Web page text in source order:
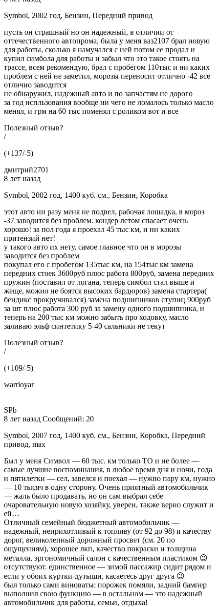
Symbol, 2002 год, Бензин, Передний привод
пусть он страшный но он надежный, в отличии от
оттечественного автопрома, была у меня ваз2107 брал новую
для работы, сколько я намучался с ней потом ее продал и
купил симбола для работы и забыл что это такое стоять на
трассе, всем рекомендую, брал с пробегом 110тыс и ни каких
проблем с ней не заметил, морозы переносит отлично -42 все
отлично заводится
не обнаружил, надежный авто и по запчастям не дорого
за год испльзования вообще ни чего не ломалось только масло
менял, и грм на 60 тыс поменял с роликом вот и все
Полезный отзыв?
/
(+137/-5)
дмитрий2701
8 лет назад
Symbol, 2002 год, 1400 куб. см., Бензин, Коробка
этот авто ни разу меня не подвел, рабочая лошадка, в мороз
-37 заводится без проблем. кондер летом спасает очень
хорошо! за пол года я проехал 45 тыс км, и ни каких
притензий нет!
у такого авто их нету, самое главное что он в морозы
заводится без проблем
покупал его с пробегом 135тыс км, на 154тыс км замена
передних стоек 3600руб плюс работа 800руб, замена передних
пружин (поставил от логана, теперь симбол стал выше и
жеще, можно не боятся высоких бардюров) замена стартера(
бендикс прокручивался) замена подшипников ступиц 900руб
за шт плюс работа 300 руб за замену одного подшипника, и
теперь на 200 тыс км можно забыть про ходовку, масло
заливаю эльф синтетику 5-40 сальники не текут
Полезный отзыв?
/
(+109/-5)
warrioyar
SPb
8 лет назад Сообщений: 20
Symbol, 2007 год, 1400 куб. см., Бензин, Коробка, Передний
привод, max
Был у меня Символ — 60 тыс. км только ТО и не более —
самые лучшие воспоминания, в любое время дня и ночи, года
и пятилетки — сел, завелся и поехал — нужно пару км, нужно
— 10 тысяч в одну сторону. Очень приятный автомобильчик
— жаль было продавать, но он сам выбрал себе
очаровательную новую хозяйку, уверен, также верно служит и
ей…
Отличный семейный бюджетный автомобильчик —
надежный, неприхотливый к топливу (от 92 до 98) и качеству
дорог, великолепный дорожный просвет (см. 20 по
ощущениям), хорошее лкп, качество покраски и толщина
металла, эргономичный салон с качественным пластиком 😉
отсутствуют. единственное — зимой пассажир сидит рядом и
если у обоих куртки-дутыши, касаетесь друг друга 😉
был только сами виноваты: порожек помяли, задний бампер
выполнил свою функцию — в остальном — это надежный
автомобильчик для работы, семьи, отдыха!